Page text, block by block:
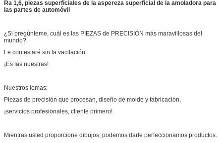
Ra 1,6, piezas superficiales de la aspereza superficial de la amoladora para
las partes de automóvil
¿Si pregúnteme, cuál es las PIEZAS de PRECISIÓN más maravillosas del
mundo?
Le contestaré sin la vacilación.
¡Es las nuestras!
Nuestros lemas:
Piezas de precisión que procesan, diseño de molde y fabricación,
¡servicios profesionales, cliente primero!
Mientras usted proporcione dibujos, podemos darle perfeccionamos productos.